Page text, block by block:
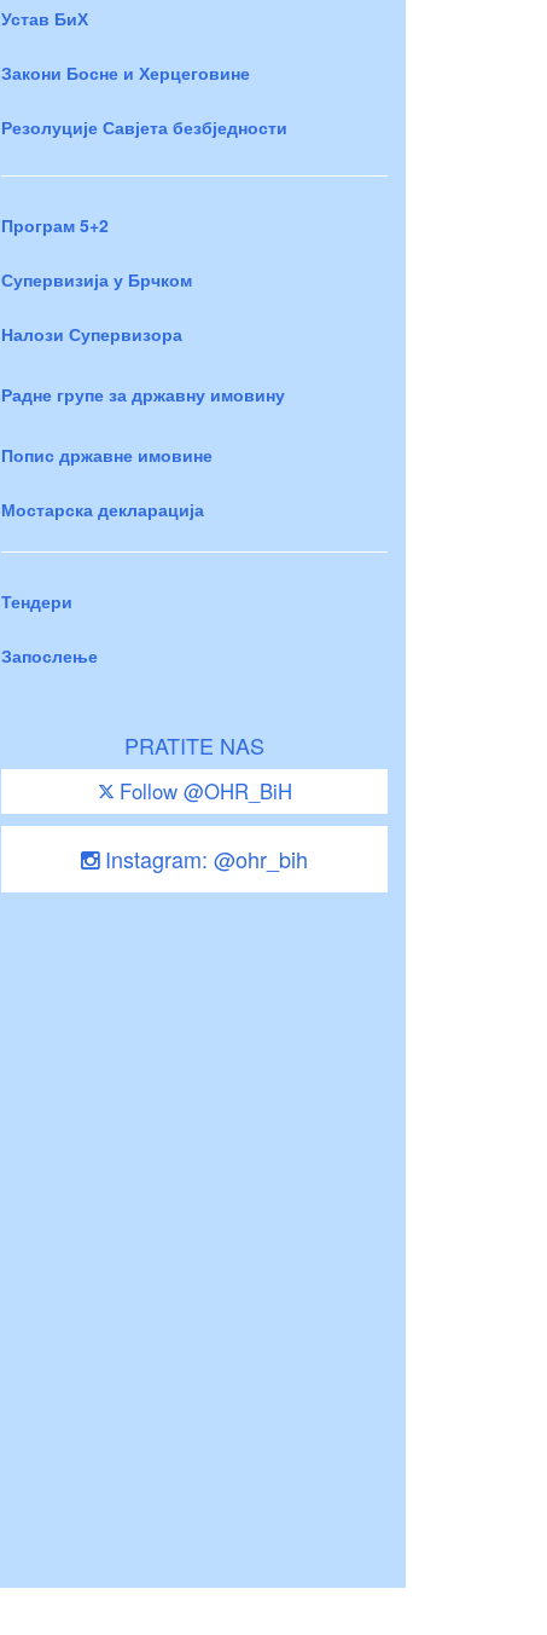
Устав БиХ
Закони Босне и Херцеговине
Резолуције Савјета безбједности
Програм 5+2
Супервизија у Брчком
Налози Супервизора
Радне групе за државну имовину
Попис државне имовине
Мостарска декларација
Тендери
Запослење
PRATITE NAS
Follow @OHR_BiH
Instagram: @ohr_bih